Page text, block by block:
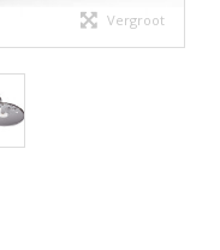
Vergroot